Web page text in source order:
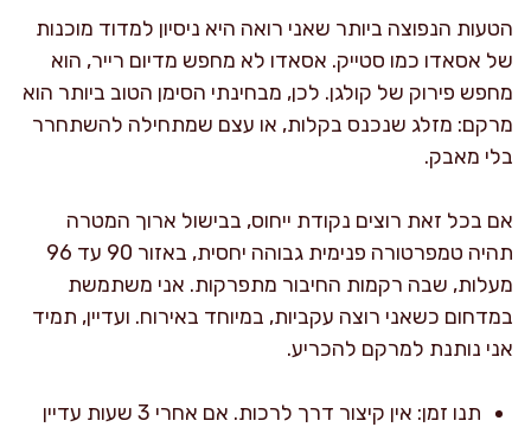
הטעות הנפוצה ביותר שאני רואה היא ניסיון למדוד מוכנות
של אסאדו כמו סטייק. אסאדו לא מחפש מדיום רייר, הוא
מחפש פירוק של קולגן. לכן, מבחינתי הסימן הטוב ביותר הוא
מרקם: מזלג שנכנס בקלות, או עצם שמתחילה להשתחרר
בלי מאבק.
אם בכל זאת רוצים נקודת ייחוס, בבישול ארוך המטרה
תהיה טמפרטורה פנימית גבוהה יחסית, באזור 90 עד 96
מעלות, שבה רקמות החיבור מתפרקות. אני משתמשת
במדחום כשאני רוצה עקביות, במיוחד באירוח. ועדיין, תמיד
אני נותנת למרקם להכריע.
תנו זמן: אין קיצור דרך לרכות. אם אחרי 3 שעות עדיין